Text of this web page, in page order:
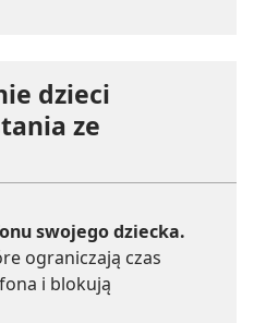
dzieci
ze
swojego dziecka.
ograniczają czas
i blokują